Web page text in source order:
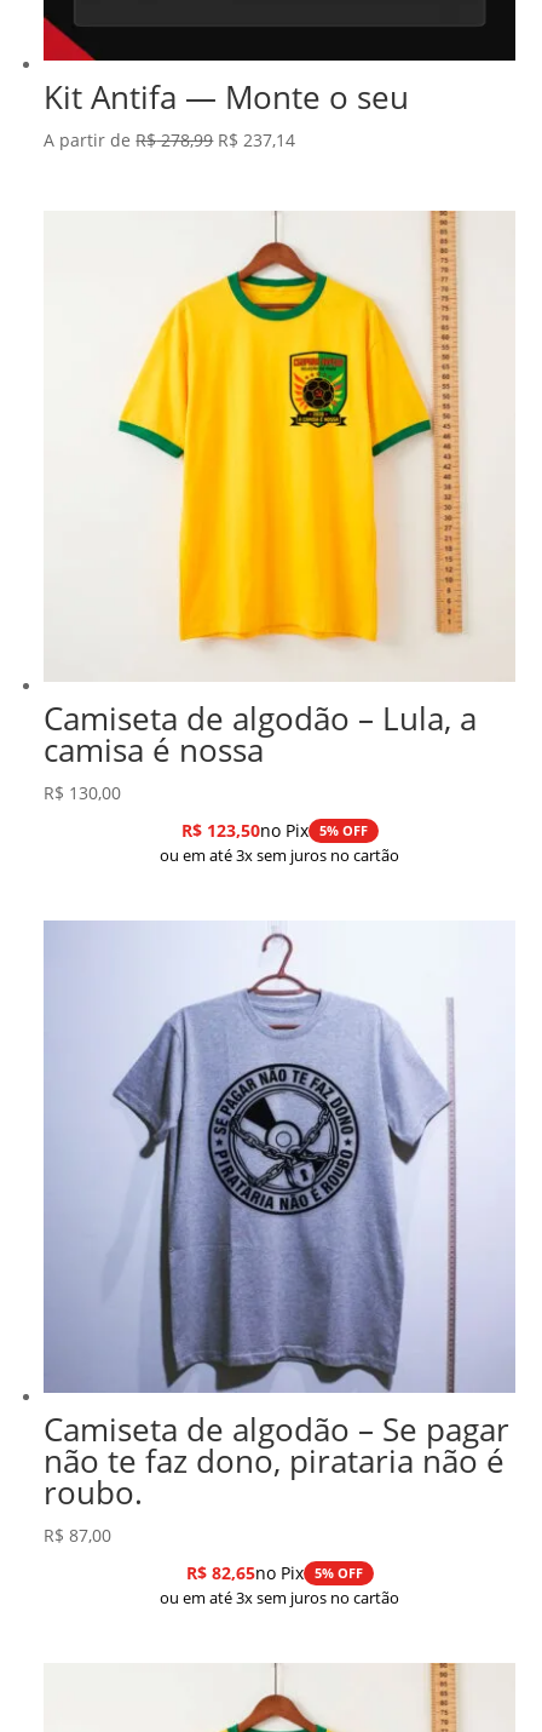
Kit Antifa — Monte o seu
A partir deR$278,99 O
R$ 278,99.
R$ 237,14O
R$ 237,14.
Camiseta de algodão – Lula, a
camisa é nossa
R$ 130,00
R$123,50no Pix 5% OFF
ou em até 3x sem juros no cartão
Camiseta de algodão – Se pagar
não te faz dono, pirataria não é
roubo.
R$ 87,00
R$82,65no Pix 5% OFF
ou em até 3x sem juros no cartão